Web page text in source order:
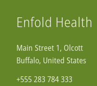
Enfold Health
Main Street 1, Olcott
Buffalo, United States
+555 283 784 333